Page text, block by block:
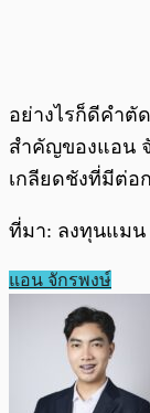
อย่างไรก็ดีคำตั
สำคัญของแอน
เกลียดชังที่มีต่อ
ที่มา: ลงทุนแมน
แอน จักรพงษ์